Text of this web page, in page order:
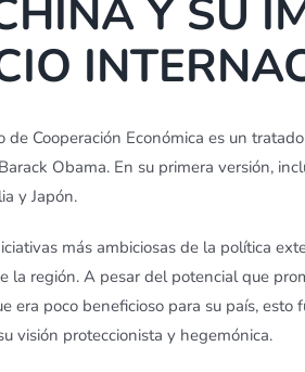
Y SU
de Cooperación Económica es un
Obama. En su primera versión,
y Japón.
más ambiciosas de la política
la región. A pesar del potencial que
era poco beneficioso para su país, esto
visión proteccionista y hegemónica.